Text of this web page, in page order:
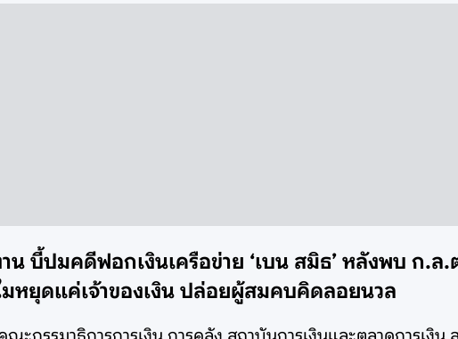
น บี้ปมคดีฟอกเงินเครือข่าย ‘เบน สมิธ’ หลังพบ ก.
หยุดแค่เจ้าของเงิน ปล่อยผู้สมคบคิดลอยนวล